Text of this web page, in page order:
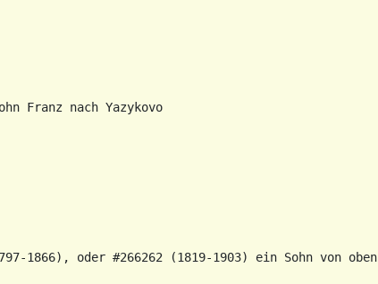
Franz nach Yazykovo
oder #266262 (1819-1903) ein Sohn von oben